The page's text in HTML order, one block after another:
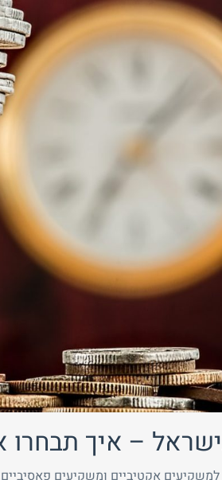
טלפון
חזור
– איך